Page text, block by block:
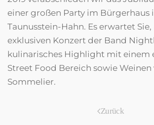
einer großen Party im Bürgerhaus
Taunusstein-Hahn. Es erwartet
exklusiven Konzert der Band
kulinarisches Highlight mit einem
Street Food Bereich sowie Weinen
Sommelier.
Zurück